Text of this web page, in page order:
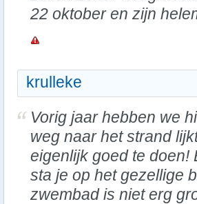
22 oktober en zijn
krulleke
Vorig jaar hebben we
weg naar het strand
eigenlijk goed te doen!
sta je op het gezellige
zwembad is niet erg